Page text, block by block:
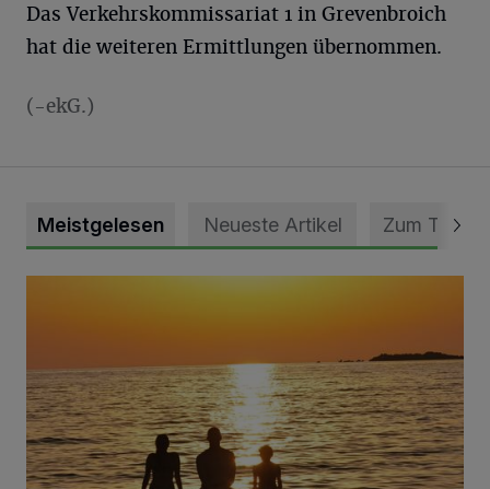
Das Verkehrskommissariat 1 in Grevenbroich
hat die weiteren Ermittlungen übernommen.
(-ekG.)
Meistgelesen Neueste Artikel Zum Thema
Die schönsten Sommermomente gesucht